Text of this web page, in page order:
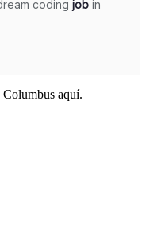
Columbus aquí.